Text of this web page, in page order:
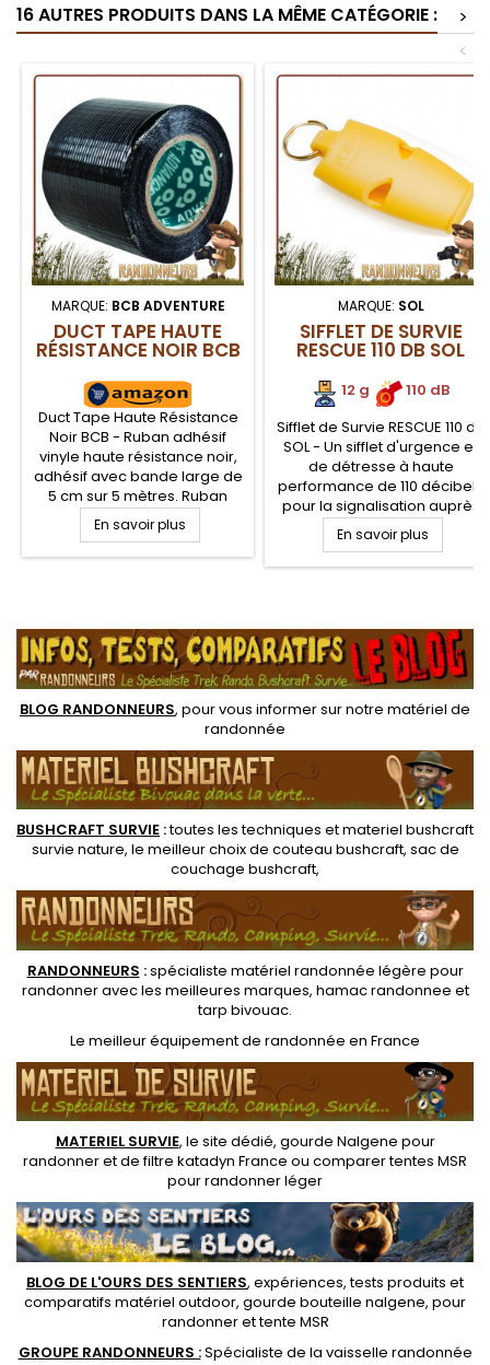
16 AUTRES PRODUITS DANS LA MÊME CATÉGORIE :
>
<
MARQUE: BCB ADVENTURE
DUCT TAPE HAUTE
RÉSISTANCE NOIR BCB
Duct Tape Haute Résistance
Noir BCB - Ruban adhésif
vinyle haute résistance noir,
adhésif avec bande large de
5 cm sur 5 mètres. Ruban
adhésif qui vous sera d'une
grande utilité pour tous vos
travaux à la maison, vos
En savoir plus
MARQUE: SOL
SIFFLET DE SURVIE
RESCUE 110 DB SOL
12 g
110 dB
Sifflet de Survie RESCUE 110 dB
SOL - Un sifflet d'urgence et
de détresse à haute
performance de 110 décibels
pour la signalisation auprès
des personnes
environnantes et des
équipes de secours. Anneau
cou. Sifflet de survie, la
réponse en toutes situations
extrême.
En savoir plus
BLOG RANDONNEURS, pour vous informer sur notre matériel de
randonnée
BUSHCRAFT SURVIE :toutes les techniques etmateriel bushcraft
survie nature, le meilleur choix de couteau bushcraft, sac de
couchage bushcraft,
RANDONNEURS :spécialiste matériel randonnée légère pour
randonner avec les meilleures marques, hamac randonnee et
tarp bivouac.
Le meilleur équipement de randonnée en France
MATERIEL SURVIE, le site dédié, gourde Nalgene pour
randonneret defiltre katadyn France ou comparer tentes MSR
pour randonner léger
BLOG DE L'OURS DES SENTIERS, expériences, tests produits et
comparatifs matériel outdoor, gourde bouteille nalgene, pour
randonner ettente MSR
GROUPE RANDONNEURS :Spécialiste de la vaisselle randonnée